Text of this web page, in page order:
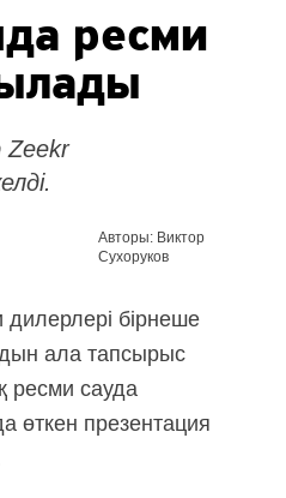
ресми
Zeekr
Авторы: Виктор
Сухоруков
дилерлері бірнеше
ала тапсырыс
ресми сауда
өткен презентация